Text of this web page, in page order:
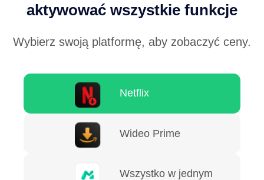
aktywować wszystkie funkcje
Wybierz swoją platformę, aby zobaczyć ceny.
Netflix
Wideo Prime
Wszystko w jednym